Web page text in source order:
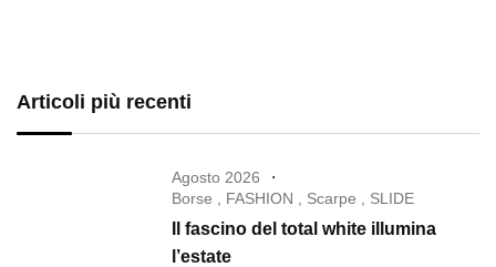
Articoli più recenti
Agosto 2026
Borse
FASHION Scarpe SLIDE
Il fascino del total white illumina
l’estate